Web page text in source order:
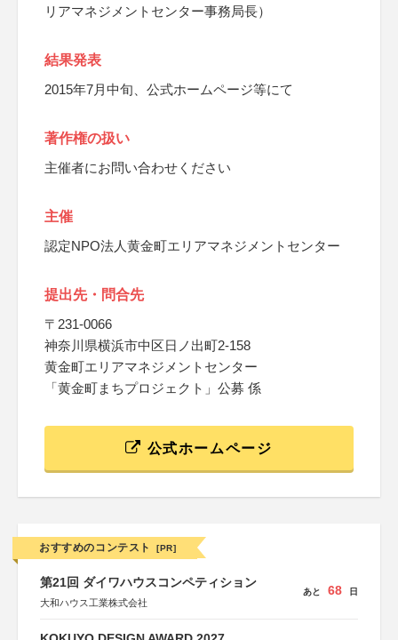
リアマネジメントセンター事務局長）
結果発表
2015年7月中旬、公式ホームページ等にて
著作権の扱い
主催者にお問い合わせください
主催
認定NPO法人黄金町エリアマネジメントセンター
提出先・問合先
〒231-0066
神奈川県横浜市中区日ノ出町2-158
黄金町エリアマネジメントセンター
「黄金町まちプロジェクト」公募 係
公式ホームページ
おすすめのコンテスト [PR]
第21回 ダイワハウスコンペティション
大和ハウス工業株式会社
あと 68 日